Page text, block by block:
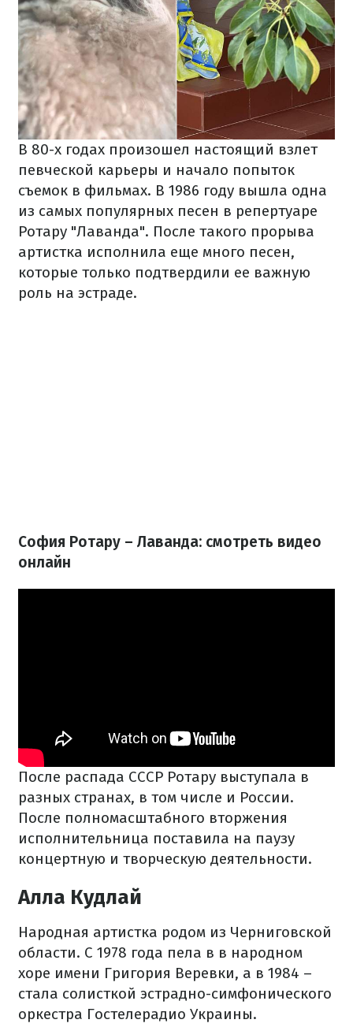
В 80-х годах произошел настоящий взлет
певческой карьеры и начало попыток
съемок в фильмах. В 1986 году вышла одна
из самых популярных песен в репертуаре
Ротару "Лаванда". После такого прорыва
артистка исполнила еще много песен,
которые только подтвердили ее важную
роль на эстраде.
София Ротару – Лаванда: смотреть видео
онлайн
После распада СССР Ротару выступала в
разных странах, в том числе и России.
После полномасштабного вторжения
исполнительница поставила на паузу
концертную и творческую деятельности.
Алла Кудлай
Народная артистка родом из Черниговской
области. С 1978 года пела в в народном
хоре имени Григория Веревки, а в 1984 –
стала солисткой эстрадно-симфонического
оркестра Гостелерадио Украины.